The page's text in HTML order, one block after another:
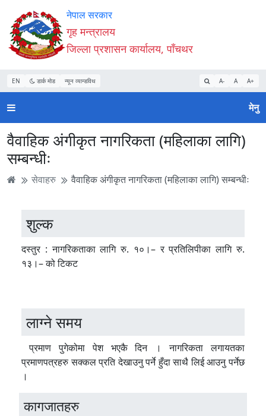
Accessibility
Mode
सुरु
गर्नुहोस्
सामाग्री
पढ्नुहाेस्
नेभिगेसन
पढ्नुहाेस्
वेबसाइट
खोजमा
जानुहोस्
नेपाल सरकार
गृह मन्त्रालय
जिल्ला प्रशासन कार्यालय, पाँचथर
EN डार्क मोड न्यून व्यान्डविथ A- A A+
मेनु
वैवाहिक अंगीकृत नागरिकता (महिलाका लागि)
सम्बन्धीः
सेवाहरु वैवाहिक अंगीकृत नागरिकता (महिलाका लागि) सम्बन्धीः
शुल्क
दस्तुर : नागरिकताका लागि रु. १०।– र प्रतिलिपीका लागि रु.
१३।– को टिकट
लाग्ने समय
प्रमाण पुगेकोमा पेश भएकै दिन । नागरिकता लगायतका
प्रमाणपत्रहरु सक्कल प्रति देखाउनु पर्ने हुँदा साथै लिई आउनु पर्नेछ
।
कागजातहरु